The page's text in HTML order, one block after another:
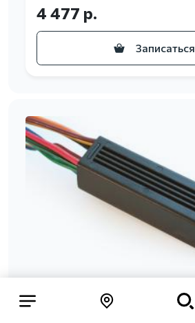
4 477 р.
Записаться